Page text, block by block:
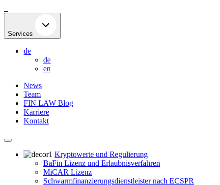
to
Services
de
de
en
News
Team
FIN LAW Blog
Karriere
Kontakt
Kryptowerte und Regulierung
BaFin Lizenz und Erlaubnisverfahren
MiCAR Lizenz
Schwarmfinanzierungsdienstleister nach ECSPR